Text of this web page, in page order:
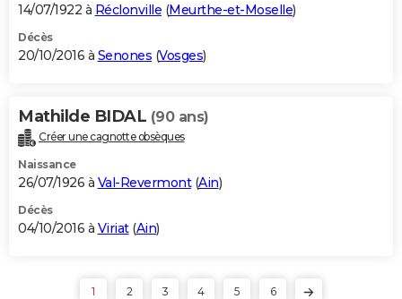
14/07/1922 à Réclonville (Meurthe-et-Moselle)
Décès
20/10/2016 à Senones (Vosges)
Mathilde BIDAL (90 ans)
Créer une cagnotte obsèques
Naissance
26/07/1926 à Val-Revermont(Ain)
Décès
04/10/2016 à Viriat(Ain)
1 2 3 4 5 6